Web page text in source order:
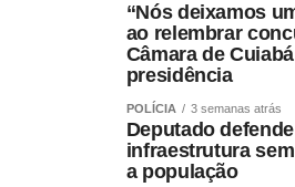
“Nós deixamos
ao relembrar
Câmara de
presidência
POLÍCIA 3 semanas atrás
Deputado
infraestrutura
a população